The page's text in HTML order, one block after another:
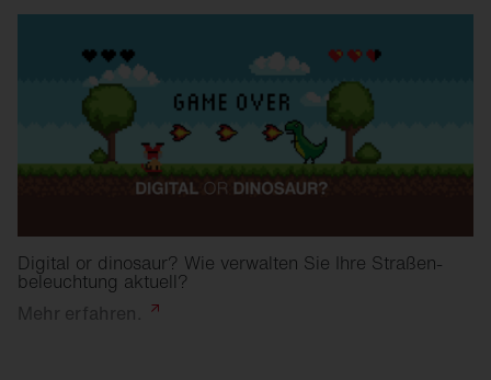
Digital or dinosaur? Wie verwalten Sie Ihre Straßen­
beleuchtung aktuell?
Mehr erfahren.